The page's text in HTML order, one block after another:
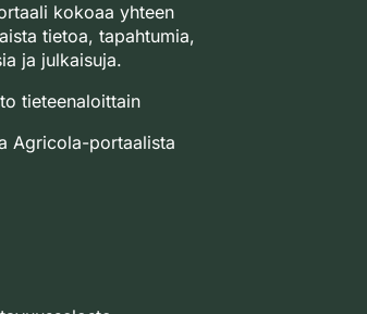
kokoaa yhteen
tietoa, tapahtumia,
ja julkaisuja.
tieteenaloittain
Agricola-portaalista